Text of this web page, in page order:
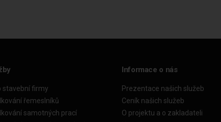
stavební firmy
řemeslníků
samotných prací
Informace o nás
Prezentace našich služeb
Ceník našich služeb
O projektu a o zakladateli